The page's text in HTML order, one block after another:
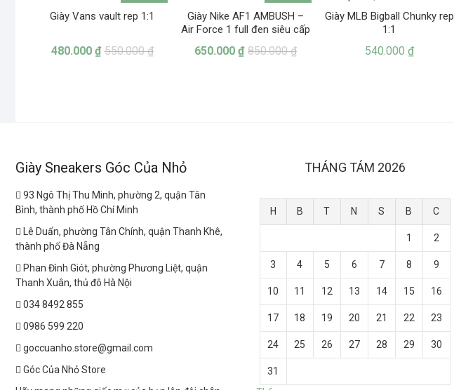
Giày Vans vault rep 1:1
550.000₫
480.000 ₫
Giày Nike AF1 AMBUSH –
Air Force 1 full đen siêu cấp
850.000₫
650.000₫
Giày MLB Bigball Chunky rep
1:1
540.000 ₫
Giày Sneakers Góc Của Nhỏ
93 Ngô Thị Thu Minh, phường 2, quận Tân
Bình, thành phố Hồ Chí Minh
Lê Duẩn, phường Tân Chính, quận Thanh Khê,
thành phố Đà Nẵng
Phan Đình Giót, phường Phương Liệt, quận
Thanh Xuân, thủ đô Hà Nội
034 8492 855
0986 599 220
goccuanho.store@gmail.com
Góc Của Nhỏ Store
THÁNG TÁM 2026
H B T N S B C
1 2
3 4 5 6 7 8 9
10 11 12 13 14 15 16
17 18 19 20 21 22 23
24 25 26 27 28 29 30
31